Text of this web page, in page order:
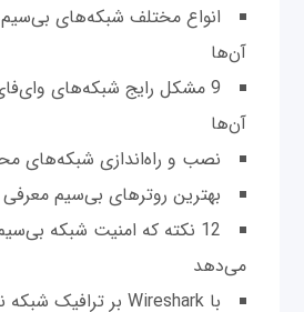
انواع مختلف شبکه‌های بی‌سیم
آن‌ها
9 مشکل رایج شبکه‌های
آن‌ها
نصب و راه‌اندازی شبکه‌های
بهترین روترهای بی‌سیم معرفی
12 نکته که امنیت شبکه
می‌دهد
با Wireshark بر ترافیک شبکه نظارت کنید